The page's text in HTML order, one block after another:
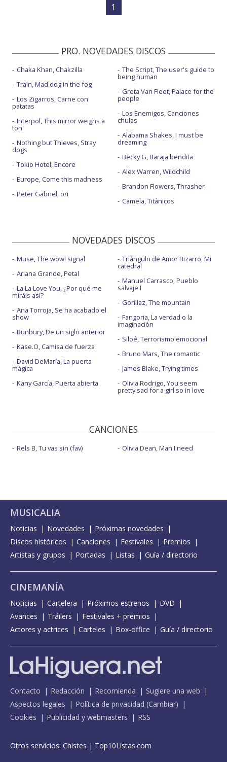
1
PRO. NOVEDADES DISCOS
Chaka Khan, Chakzilla
Train, Mad dog in the fog
Los Zigarros, Carne con
patatas
Interpol, This mirror weighs a
ton
Nothing but Thieves, Stray
dogs
Tokio Hotel, Encore
Europe, Come this madness
Peter Gabriel, o/i
The Script, The user's guide to
being human
Greta Van Fleet, Palace for the
people
Los Enemigos, Canciones
chulas
Alabama Shakes, I must be
dreaming
Becky G, Baraja bendita
Alex Warren, Wildchild
Brandon Flowers, Thrasher
Camela, Titánicos
NOVEDADES DISCOS
Muse, The wow! signal
Ariana Grande, Petal
La La Love You, ¿Por qué me
miráis así?
Ana Torroja, Se ha acabado el
show
Bunbury, De un siglo anterior
Kase.O, Camisa de fuerza
David DeMaría, La puerta
mágica
Kany García, Puerta abierta
Triángulo de Amor Bizarro, Mi
catedral
Manuel Carrasco, Pueblo
salvaje I
Gorillaz, The mountain
Fangoria, La verdad o la
imaginación
Siloé, Terrorismo emocional
Bruno Mars, The romantic
James Blake, Trying times
Olivia Rodrigo, You seem
pretty sad for a girl so in love
CANCIONES
Rels B, Tu vas sin (fav) Olivia Dean, Man I need
MUSICALIA
Noticias Novedades
Próximas novedades
Discos históricos
Canciones Festivales
Premios
Artistas y grupos
Portadas Listas Guía / directorio
CINEMANÍA
Noticias Cartelera Próximos estrenos
DVD
Avances
Tráilers
Festivales + premios
Actores y actrices
Carteles Box-office Guía / directorio
Contacto Redacción Recomienda
Sugiere una web
Aspectos legales
Política de privacidad (Cambiar)
Cookies
Publicidad y webmasters RSS
Otros servicios: Chistes | Top10Listas.com